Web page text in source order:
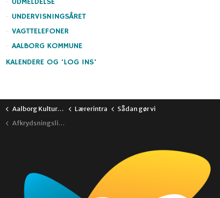
UDMELDELSE
UNDERVISNINGSÅRET
VAGTTELEFONER
AALBORG KOMMUNE
KALENDERE OG 'LOG INS'
Aalborg Kulturskole Lærerintra
Sådan gør vi
Afkrydsningslister